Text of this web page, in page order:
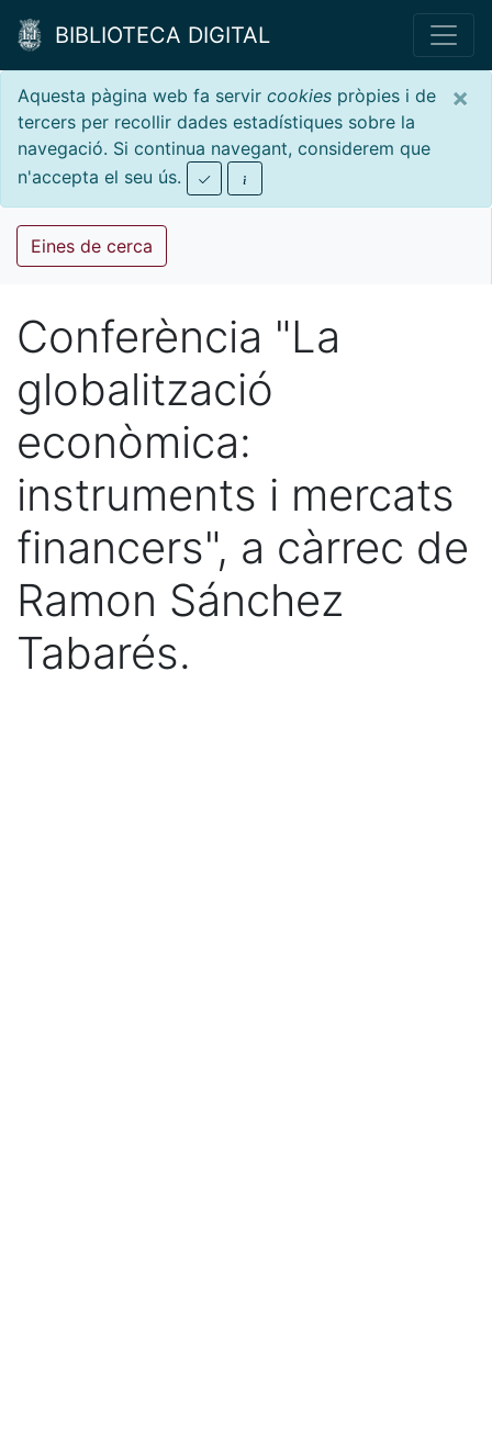
BIBLIOTECA DIGITAL
×
Aquesta pàgina web fa servir cookies pròpies i de
tercers per recollir dades estadístiques sobre la
navegació. Si continua navegant, considerem que
n'accepta el seu ús.
Eines de cerca
Conferència "La
globalització
econòmica:
instruments i mercats
financers", a càrrec de
Ramon Sánchez
Tabarés.